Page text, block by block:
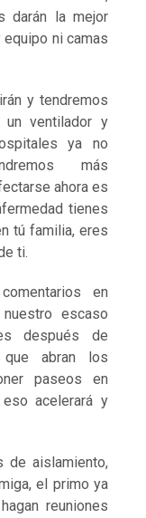
darán la mejor
equipo ni camas
y tendremos
un ventilador y
ya no
más
ahora es
tienes
tú familia, eres
ti.
en
escaso
después de
que abran los
paseos en
acelerará y
de aislamiento,
el primo ya
reuniones